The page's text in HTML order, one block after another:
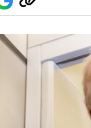
Google
Discover
Copiar
enlace